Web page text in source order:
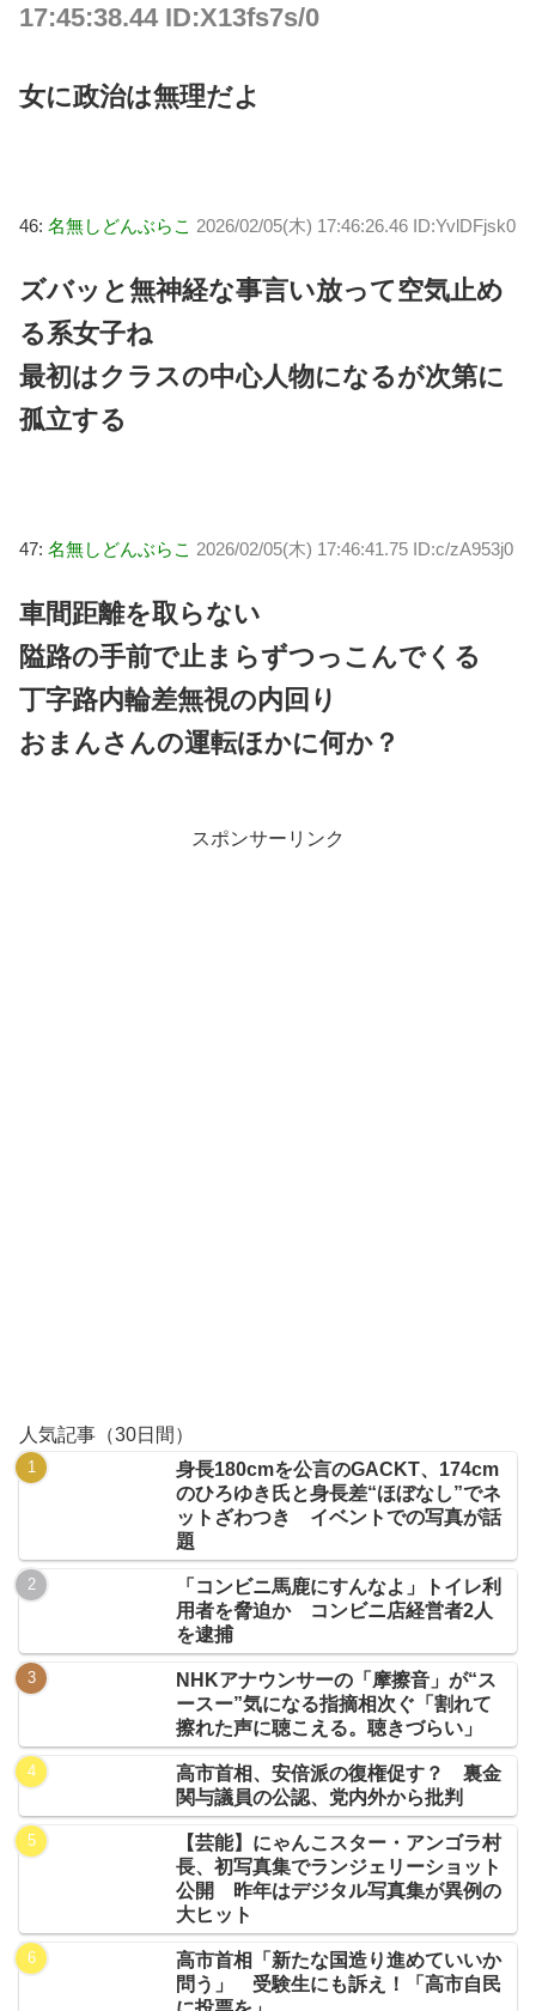
17:45:38.44 ID:X13fs7s/0
女に政治は無理だよ
46: 名無しどんぶらこ 2026/02/05(木) 17:46:26.46 ID:YvlDFjsk0
ズバッと無神経な事言い放って空気止め
る系女子ね
最初はクラスの中心人物になるが次第に
孤立する
47: 名無しどんぶらこ 2026/02/05(木) 17:46:41.75 ID:c/zA953j0
車間距離を取らない
隘路の手前で止まらずつっこんでくる
丁字路内輪差無視の内回り
おまんさんの運転ほかに何か？
スポンサーリンク
人気記事（30日間）
身長180cmを公言のGACKT、174cm
のひろゆき氏と身長差“ほぼなし”でネ
ットざわつき イベントでの写真が話
題
「コンビニ馬鹿にすんなよ」トイレ利
用者を脅迫か コンビニ店経営者2人
を逮捕
NHKアナウンサーの「摩擦音」が“ス
ースー”気になる指摘相次ぐ「割れて
擦れた声に聴こえる。聴きづらい」
高市首相、安倍派の復権促す？ 裏金
関与議員の公認、党内外から批判
【芸能】にゃんこスター・アンゴラ村
長、初写真集でランジェリーショット
公開 昨年はデジタル写真集が異例の
大ヒット
高市首相「新たな国造り進めていいか
問う」 受験生にも訴え！「高市自民